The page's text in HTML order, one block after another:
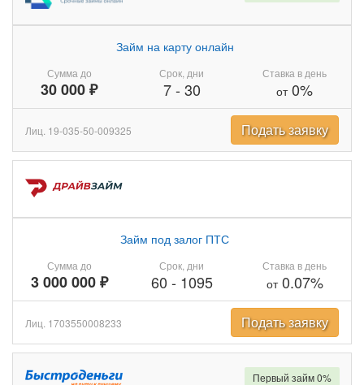
Сумма до
30 000 ₽
Займ на карту онлайн
Срок, дни
7- 30
Ставка в день
от0%
Лиц. 19-035-50-009325 Подать заявку
Сумма до
3 000 000 ₽
Займ под залог ПТС
Срок, дни
60 - 1095
Ставка в день
от0.07%
Лиц. 1703550008233 Подать заявку
Первый займ 0%